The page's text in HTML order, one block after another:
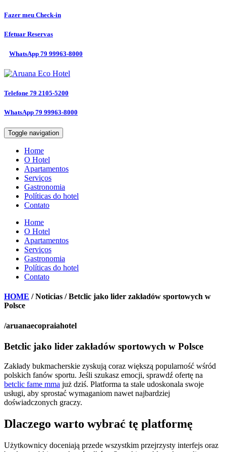
Fazer meu Check-in
Efetuar Reservas
WhatsApp 79 99963-8000
Telefone 79 2105-5200
WhatsApp 79 99963-8000
Toggle navigation
Home
O Hotel
Apartamentos
Serviços
Gastronomia
Políticas do hotel
Contato
Home
O Hotel
Apartamentos
Serviços
Gastronomia
Políticas do hotel
Contato
HOME / Noticias / Betclic jako lider zakładów sportowych w
Polsce
/aruanaecopraiahotel
Betclic jako lider zakładów sportowych w Polsce
Zakłady bukmacherskie zyskują coraz większą popularność wśród
polskich fanów sportu. Jeśli szukasz emocji, sprawdź ofertę na
betclic fame mma już dziś. Platforma ta stale udoskonala swoje
usługi, aby sprostać wymaganiom nawet najbardziej
doświadczonych graczy.
Dlaczego warto wybrać tę platformę
Użytkownicy doceniają przede wszystkim przejrzysty interfejs oraz